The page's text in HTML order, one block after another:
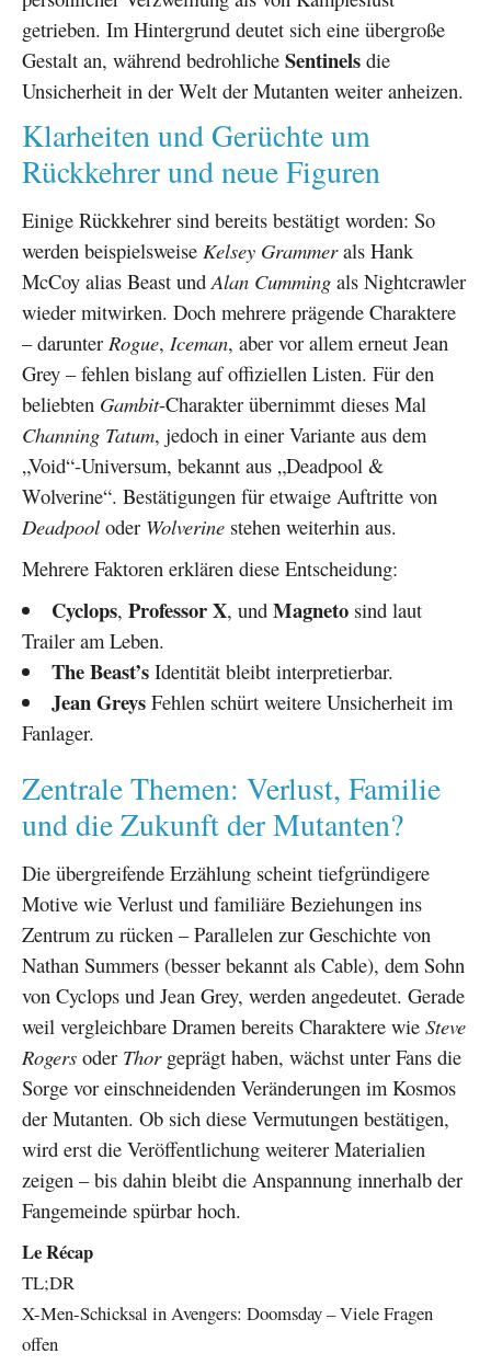
getrieben. Im Hintergrund deutet sich eine übergroße
Gestalt an, während bedrohliche Sentinels die
Unsicherheit in der Welt der Mutanten weiter anheizen.
Klarheiten und Gerüchte um
Rückkehrer und neue Figuren
Einige Rückkehrer sind bereits bestätigt worden: So
werden beispielsweise Kelsey Grammerals Hank
McCoy alias Beast und Alan Cumming als Nightcrawler
wieder mitwirken. Doch mehrere prägende Charaktere
– darunter Rogue, Iceman, aber vor allem erneut Jean
Grey – fehlen bislang auf offiziellen Listen. Für den
beliebten Gambit-Charakter übernimmt dieses Mal
Channing Tatum, jedoch in einer Variante aus dem
„Void“-Universum, bekannt aus „Deadpool &
Wolverine“. Bestätigungen für etwaige Auftritte von
Deadpool oder Wolverine stehen weiterhin aus.
Mehrere Faktoren erklären diese Entscheidung:
Cyclops, Professor X, und Magnetosind laut
Trailer am Leben.
The Beast’sIdentität bleibt interpretierbar.
Jean GreysFehlen schürt weitere Unsicherheit im
Fanlager.
Zentrale Themen: Verlust, Familie
und die Zukunft der Mutanten?
Die übergreifende Erzählung scheint tiefgründigere
Motive wie Verlust und familiäre Beziehungen ins
Zentrum zu rücken – Parallelen zur Geschichte von
Nathan Summers (besser bekannt als Cable), dem Sohn
von Cyclops und Jean Grey, werden angedeutet. Gerade
weil vergleichbare Dramen bereits Charaktere wie Steve
Rogers oder Thorgeprägt haben, wächst unter Fans die
Sorge vor einschneidenden Veränderungen im Kosmos
der Mutanten. Ob sich diese Vermutungen bestätigen,
wird erst die Veröffentlichung weiterer Materialien
zeigen – bis dahin bleibt die Anspannung innerhalb der
Fangemeinde spürbar hoch.
Le Récap
TL;DR
X-Men-Schicksal in Avengers: Doomsday – Viele Fragen
offen